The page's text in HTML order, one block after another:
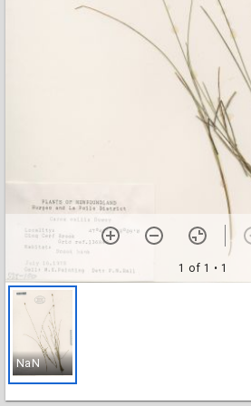
1 of 1 • 1
NaN